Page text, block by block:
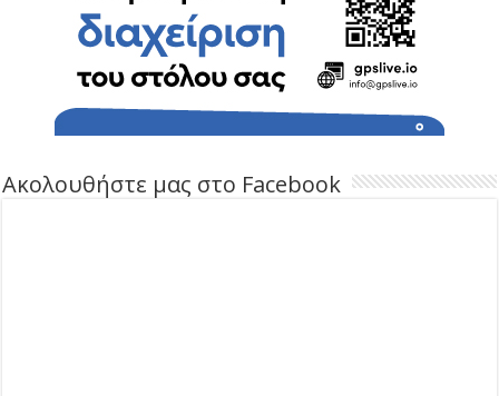
Ακολουθήστε μας στο Facebook